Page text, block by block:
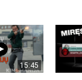
15:45